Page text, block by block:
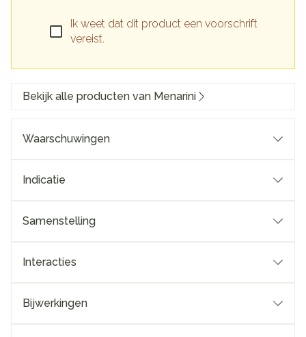
Ik weet dat dit product een voorschrift
vereist.
Bekijk alle producten van Menarini
Waarschuwingen
Indicatie
Samenstelling
Interacties
Bijwerkingen